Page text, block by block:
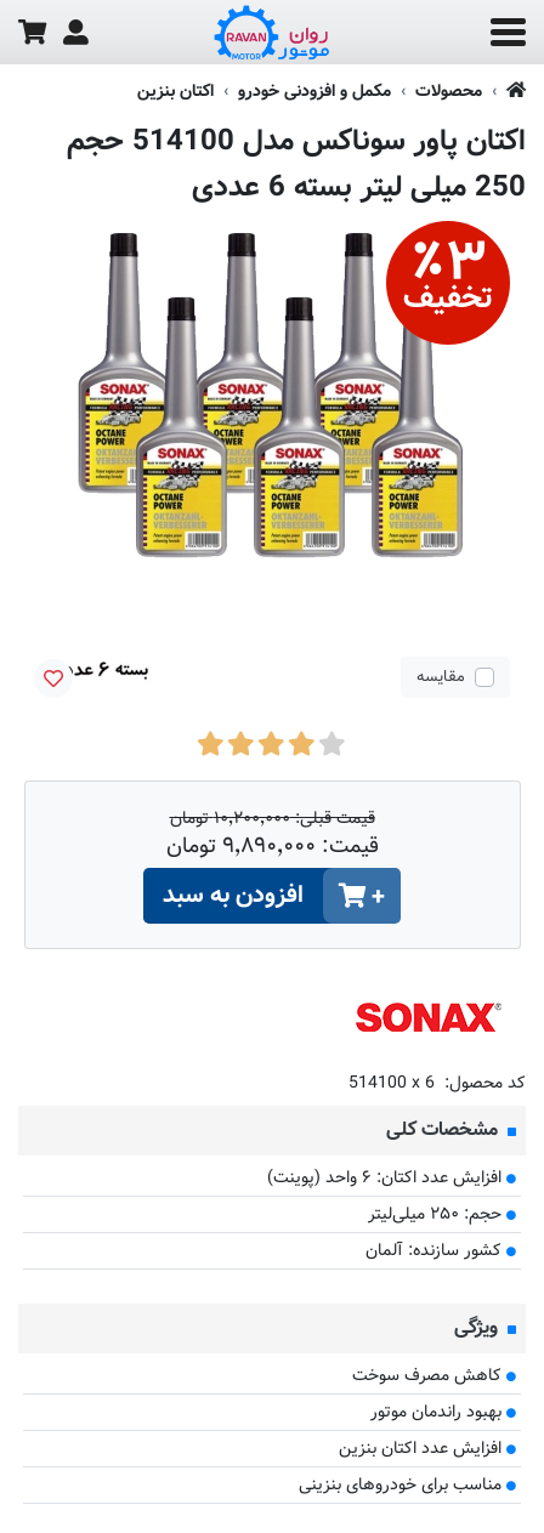
محصولات مکمل و افزودنی خودرو اکتان بنزین
اکتان پاور سوناکس مدل 514100 حجم
250 میلی لیتر بسته 6 عددی
۳٪
تخفیف
مقایسه
قیمت قبلی:۱۰٬۲۰۰٬۰۰۰ تومان
قیمت: ۹٬۸۹۰٬۰۰۰ تومان
+ افزودن به سبد
کد محصول: 514100 x 6
مشخصات کلی
افزایش عدد اکتان: ۶ واحد (پوینت)
حجم: ۲۵۰ میلی‌لیتر
کشور سازنده: آلمان
ویژگی‌
کاهش مصرف سوخت
بهبود راندمان موتور
افزایش عدد اکتان بنزین
مناسب برای خودروهای بنزینی